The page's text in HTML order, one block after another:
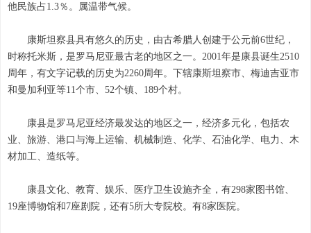
他民族占1.3％。属温带气候。
康斯坦察县具有悠久的历史，由古希腊人创建于公元前6世纪，
时称托米斯，是罗马尼亚最古老的地区之一。2001年是康县诞生2510
周年，有文字记载的历史为2260周年。下辖康斯坦察市、梅迪吉亚市
和曼加利亚等11个市、52个镇、189个村。
康县是罗马尼亚经济最发达的地区之一，经济多元化，包括农
业、旅游、港口与海上运输、机械制造、化学、石油化学、电力、木
材加工、造纸等。
康县文化、教育、娱乐、医疗卫生设施齐全，有298家图书馆、
19座博物馆和7座剧院，还有5所大专院校。有8家医院。